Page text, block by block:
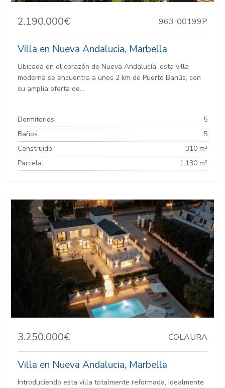
2.190.000€ 963-00199P
Villa en Nueva Andalucia, Marbella
Ubicada en el corazón de Nueva Andalucía, esta villa
moderna se encuentra a unos 2 km de Puerto Banús, con
su amplia oferta de...
Dormitorios:
5
Baños:
5
Construido:
310 m²
Parcela:
1.130 m²
3.250.000€ COLAURA
Villa en Nueva Andalucia, Marbella
Introduciendo esta villa totalmente reformada, idealmente